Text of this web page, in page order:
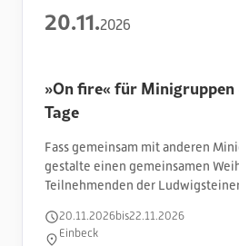
20.11.2026
»On fire« für
Tage
Fass gemeinsam mit anderen
gestalte einen gemeinsamen
Teilnehmenden der
20.11.2026bis22.11.2026
Einbeck